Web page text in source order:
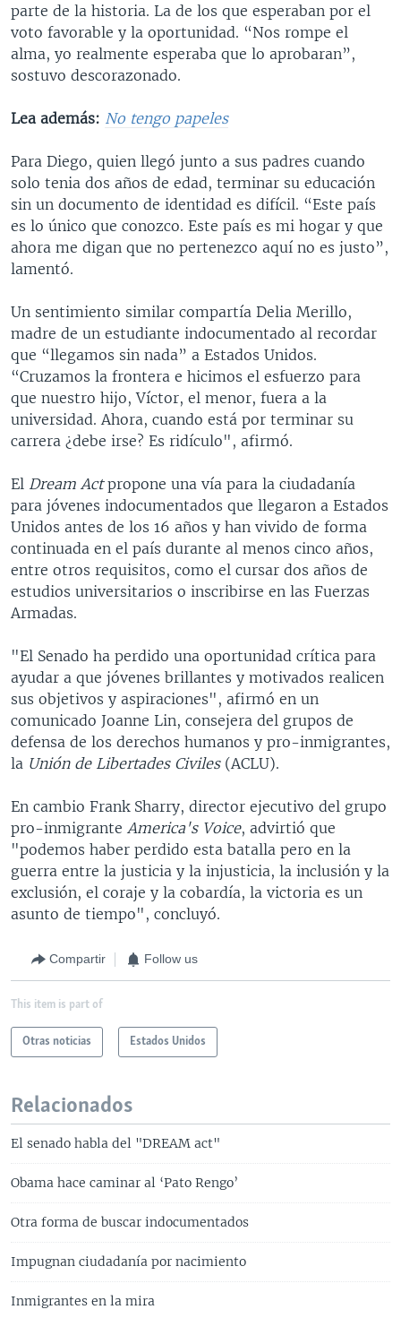
parte de la historia. La de los que esperaban por el
voto favorable y la oportunidad. “Nos rompe el
alma, yo realmente esperaba que lo aprobaran”,
sostuvo descorazonado.
Lea además: No tengo papeles
Para Diego, quien llegó junto a sus padres cuando
solo tenia dos años de edad, terminar su educación
sin un documento de identidad es difícil. “Este país
es lo único que conozco. Este país es mi hogar y que
ahora me digan que no pertenezco aquí no es justo”,
lamentó.
Un sentimiento similar compartía Delia Merillo,
madre de un estudiante indocumentado al recordar
que “llegamos sin nada” a Estados Unidos.
“Cruzamos la frontera e hicimos el esfuerzo para
que nuestro hijo, Víctor, el menor, fuera a la
universidad. Ahora, cuando está por terminar su
carrera ¿debe irse? Es ridículo", afirmó.
El Dream Actpropone una vía para la ciudadanía
para jóvenes indocumentados que llegaron a Estados
Unidos antes de los 16 años y han vivido de forma
continuada en el país durante al menos cinco años,
entre otros requisitos, como el cursar dos años de
estudios universitarios o inscribirse en las Fuerzas
Armadas.
"El Senado ha perdido una oportunidad crítica para
ayudar a que jóvenes brillantes y motivados realicen
sus objetivos y aspiraciones", afirmó en un
comunicado Joanne Lin, consejera del grupos de
defensa de los derechos humanos y pro-inmigrantes,
la Unión de Libertades Civiles(ACLU).
En cambio Frank Sharry, director ejecutivo del grupo
pro-inmigrante America's Voice, advirtió que
"podemos haber perdido esta batalla pero en la
guerra entre la justicia y la injusticia, la inclusión y la
exclusión, el coraje y la cobardía, la victoria es un
asunto de tiempo", concluyó.
Compartir Follow us
This item is part of
Otras noticias Estados Unidos
Relacionados
El senado habla del "DREAM act"
Obama hace caminar al ‘Pato Rengo’
Otra forma de buscar indocumentados
Impugnan ciudadanía por nacimiento
Inmigrantes en la mira